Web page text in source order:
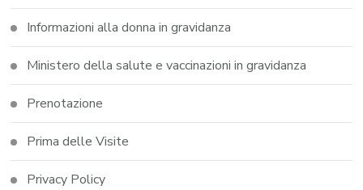
Informazioni alla donna in gravidanza
Ministero della salute e vaccinazioni in gravidanza
Prenotazione
Prima delle Visite
Privacy Policy